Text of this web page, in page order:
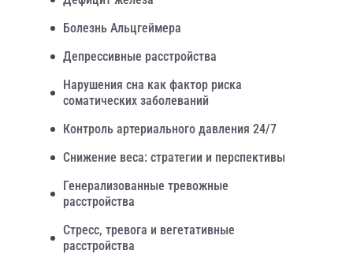
Болезнь Альцгеймера
Депрессивные расстройства
Нарушения сна как фактор риска
соматических заболеваний
Контроль артериального давления 24/7
Снижение веса: стратегии и перспективы
Генерализованные тревожные
расстройства
Стресс, тревога и вегетативные
расстройства